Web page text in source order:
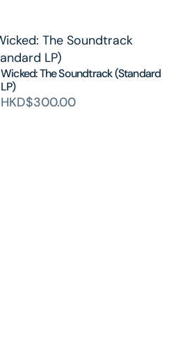
Wicked: The Soundtrack (Standard
LP)
HKD$300.00